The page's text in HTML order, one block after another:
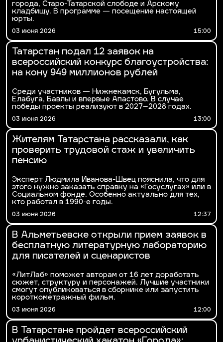
города, Старо-Татарской слободе и Арскому
кладбищу. В программе — посещение настоящей
юрты.
03 июня 2026 15:00
Татарстан подал 12 заявок на
всероссийский конкурс благоустройства:
на кону 949 миллионов рублей
Среди участников — Нижнекамск, Бугульма,
Елабуга, Бавлы и впервые Апастово. В случае
победы проекты реализуют в 2027–2028 годах.
03 июня 2026 13:00
Жителям Татарстана рассказали, как
проверить трудовой стаж и увеличить
пенсию
Эксперт Людмила Иванова-Швец пояснила, что для
этого нужно заказать справку на «Госуслугах» или в
Социальном фонде. Особенно актуально для тех,
кто работал в 1990-е годы.
03 июня 2026 12:37
В Альметьевске открыли прием заявок в
бесплатную литературную лабораторию
для писателей и сценаристов
«ЛитЛаб» поможет авторам от 16 лет доработать
сюжет, структуру и персонажей. Лучшие участники
смогут опубликоваться в сборнике или запустить
короткометражный фильм.
03 июня 2026 12:00
В Татарстане пройдет всероссийский